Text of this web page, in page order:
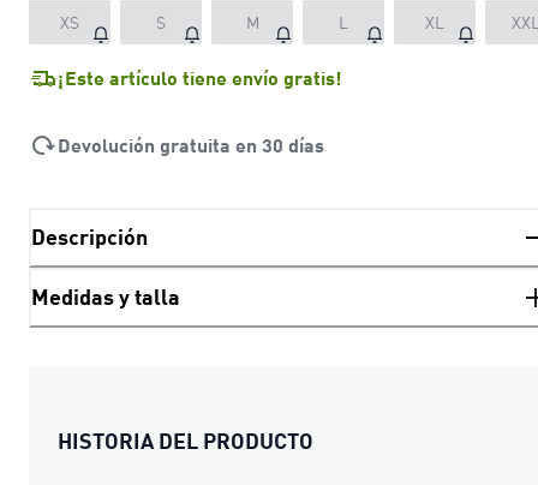
XS S M L XL
¡Este artículo tiene envío gratis!
Devolución gratuita en 30 días
Descripción
Medidas y talla
HISTORIA DEL PRODUCTO